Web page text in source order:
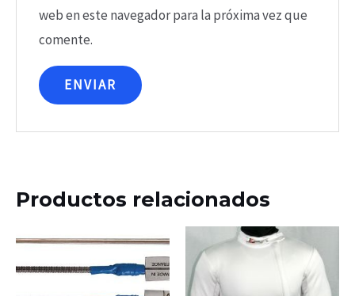
web en este navegador para la próxima vez que
comente.
Productos relacionados